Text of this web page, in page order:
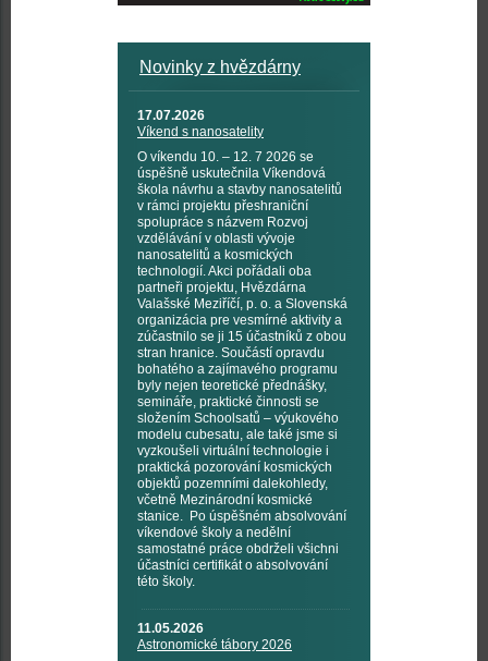
Novinky z hvězdárny
17.07.2026
Víkend s nanosatelity
O víkendu 10. – 12. 7 2026 se
úspěšně uskutečnila Víkendová
škola návrhu a stavby nanosatelitů
v rámci projektu přeshraniční
spolupráce s názvem Rozvoj
vzdělávání v oblasti vývoje
nanosatelitů a kosmických
technologií. Akci pořádali oba
partneři projektu, Hvězdárna
Valašské Meziříčí, p. o. a Slovenská
organizácia pre vesmírné aktivity a
zúčastnilo se ji 15 účastníků z obou
stran hranice. Součástí opravdu
bohatého a zajímavého programu
byly nejen teoretické přednášky,
semináře, praktické činnosti se
složením Schoolsatů – výukového
modelu cubesatu, ale také jsme si
vyzkoušeli virtuální technologie i
praktická pozorování kosmických
objektů pozemními dalekohledy,
včetně Mezinárodní kosmické
stanice. Po úspěšném absolvování
víkendové školy a nedělní
samostatné práce obdrželi všichni
účastníci certifikát o absolvování
této školy.
11.05.2026
Astronomické tábory 2026